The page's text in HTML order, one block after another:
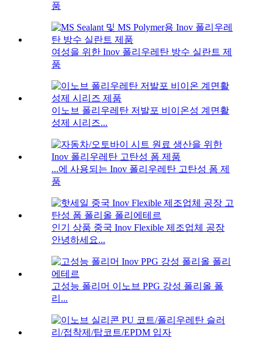
품
여성을 위한 Inov 폴리우레탄 방수 실란트 제
품
이노브 폴리우레탄 저발포 비이온성 계면활
성제 시리즈...
...에 사용되는 Inov 폴리우레탄 고탄성 폼 제
품
인기 상품 중국 Inov Flexible 제조업체 공장
안녕하세요...
고성능 폴리머 이노브 PPG 강성 폴리올 폴
리...